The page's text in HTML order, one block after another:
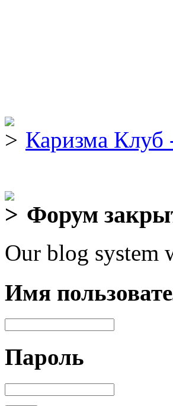
Каризма Клуб
Форум
Our blog system
Имя
Пароль